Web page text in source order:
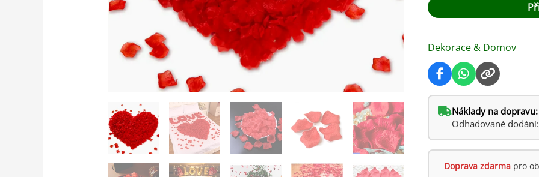
Dekorace & Domov
Náklady na
Odhadované
Doprava zdarmapro